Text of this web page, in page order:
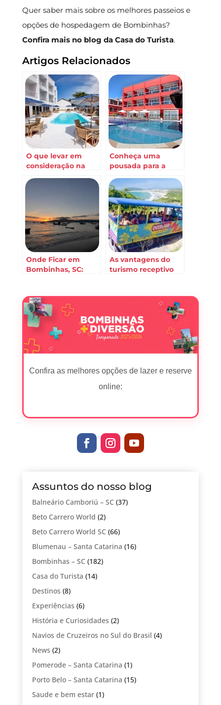
Quer saber mais sobre os melhores passeios e
opções de hospedagem de Bombinhas?
Confira mais no blog da Casa do Turista.
Artigos Relacionados
O que levar em
consideração na
uma pousada em
Conheça uma
pousada para a
Bombinhas
Onde Ficar em
Bombinhas, SC:
por Perfil (Mapa
2025)
As vantagens do
turismo receptivo
Confira as melhores opções de lazer e reserve
online:
Assuntos do nosso blog
Balneário Camboriú – SC (37)
Beto Carrero World (2)
Beto Carrero World SC (66)
Blumenau – Santa Catarina (16)
Bombinhas – SC (182)
Casa do Turista (14)
Destinos (8)
Experiências (6)
História e Curiosidades (2)
Navios de Cruzeiros no Sul do Brasil (4)
News (2)
Pomerode – Santa Catarina (1)
Porto Belo – Santa Catarina (15)
Saude e bem estar(1)